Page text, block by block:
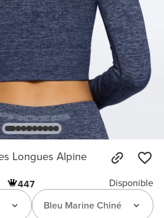
Longues Alpine
447
Disponible
Bleu Marine Chiné